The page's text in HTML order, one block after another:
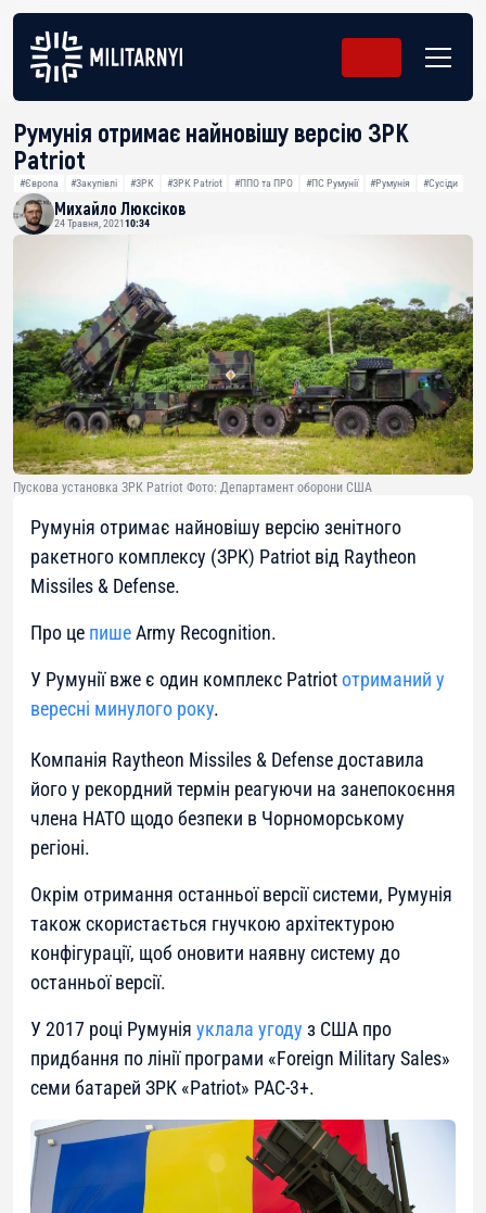
Румунія отримає найновішу версію ЗРК
Patriot
#Європа #Закупівлі #ЗРК #ЗРК Patriot #ППО та ПРО #ПС Румунії #Румунія #Сусіди
Михайло Люксіков
24 Травня, 202110:34
Пускова установка ЗРК Patriot Фото: Департамент оборони США
Румунія отримає найновішу версію зенітного
ракетного комплексу (ЗРК) Patriot від Raytheon
Missiles & Defense.
Про це пишеArmy Recognition.
У Румунії вже є один комплекс Patriotотриманий у
вересні минулого року.
Компанія Raytheon Missiles & Defense доставила
його у рекордний термін реагуючи на занепокоєння
члена НАТО щодо безпеки в Чорноморському
регіоні.
Окрім отримання останньої версії системи, Румунія
також скористається гнучкою архітектурою
конфігурації, щоб оновити наявну систему до
останньої версії.
У 2017 році Румунія уклала угоду з США про
придбання по лінії програми «Foreign Military Sales»
семи батарей ЗРК «Patriot» PAC-3+.